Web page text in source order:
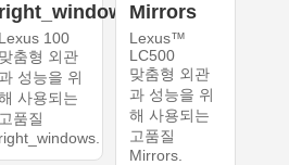
right_windows
Lexus 100
맞춤형 외관
성능을 위
사용되는
고품질
right_windows.
Mirrors
Lexus™
LC500
맞춤형 외관
과 성능을 위
해 사용되는
고품질
Mirrors.